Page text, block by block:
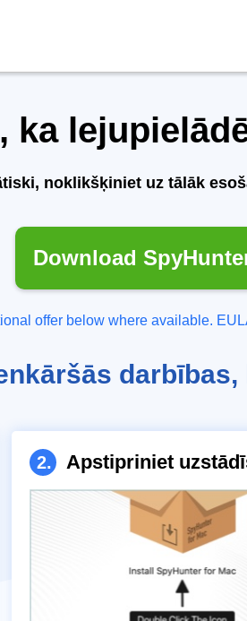
ka
noklikšķiniet uz tālāk
Download
offer below where available.
2. Apstipriniet